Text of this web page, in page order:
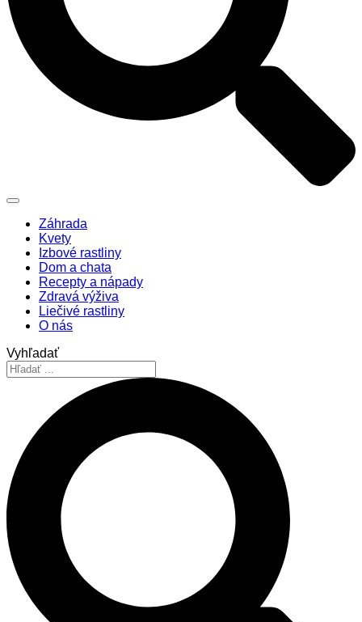
Záhrada
Kvety
Izbové rastliny
Dom a chata
Recepty a nápady
Zdravá výživa
Liečivé rastliny
O nás
Vyhľadať